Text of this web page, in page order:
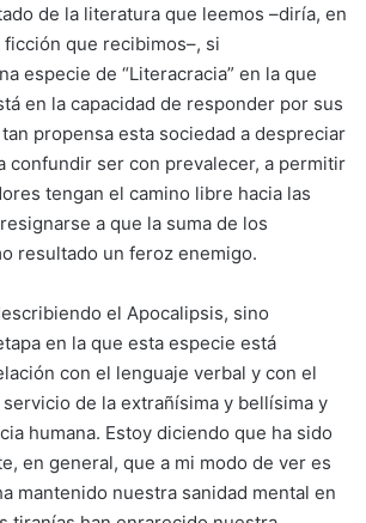
de la literatura que leemos –diría, en
que recibimos–, si
especie de “Literacracia” en la que
en la capacidad de responder por sus
propensa esta sociedad a despreciar
confundir ser con prevalecer, a permitir
tengan el camino libre hacia las
a que la suma de los
resultado un feroz enemigo.
el Apocalipsis, sino
en la que esta especie está
con el lenguaje verbal y con el
de la extrañísima y bellísima y
humana. Estoy diciendo que ha sido
en general, que a mi modo de ver es
mantenido nuestra sanidad mental en